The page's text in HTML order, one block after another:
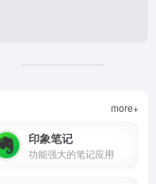
more+
印象笔记
功能强大的笔记应用